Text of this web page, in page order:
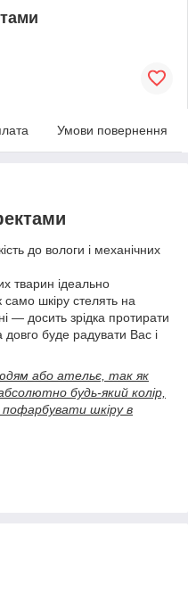
Умови повернення
до вологи і механічних
тварин ідеально
само шкіру стелять на
― досить зрідка протирати
довго буде радувати Вас і
або ательє, так як
будь-який колір,
пофарбувати шкіру в